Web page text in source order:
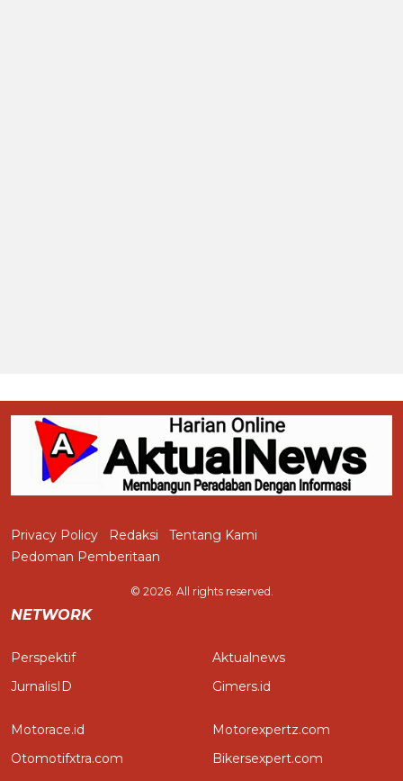
Privacy Policy Redaksi
Tentang Kami
Pedoman Pemberitaan
© 2026. All rights reserved.
NETWORK
Perspektif
JurnalisID
Aktualnews
Gimers.id
Motorace.id
Otomotifxtra.com
Motorexpertz.com
Bikersexpert.com